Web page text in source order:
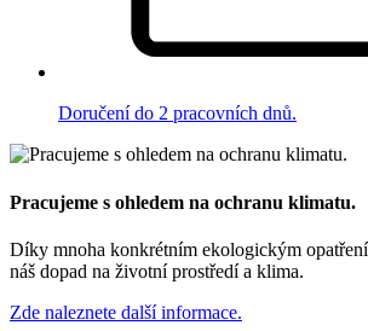
Doručení do 2 pracovních dnů.
Pracujeme s ohledem na ochranu klimatu.
Díky mnoha konkrétním ekologickým
náš dopad na životní prostředí a klima.
Zde naleznete další informace.